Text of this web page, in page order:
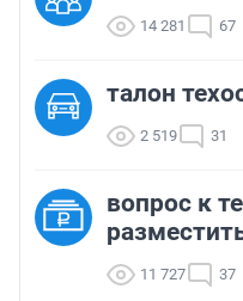
14 281 67
талон
2 519 31
вопрос к
11 727 37